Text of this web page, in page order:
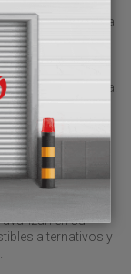
Bilbao,
Motril, Valencia
del Estado. El
como la mejor
destacan
Rodríguez Dapena.
infraestructuras
terrestre, 2
y más de
puertos han
en vigor del
en su
alternativos y